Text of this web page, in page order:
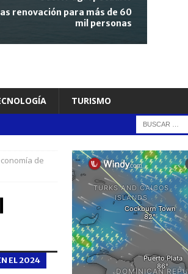
renovación para más de 60
mil personas
TURISMO
de
EL 2024